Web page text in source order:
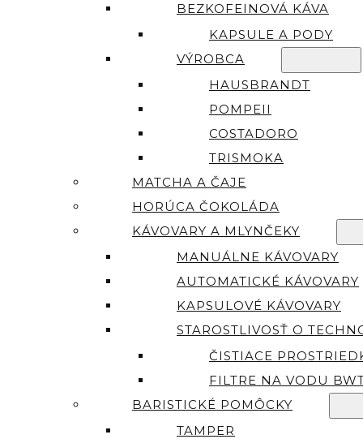
BEZKOFEINOVÁ KÁVA
KAPSULE A PODY
VÝROBCA
HAUSBRANDT
POMPEII
COSTADORO
TRISMOKA
MATCHA A ČAJE
HORÚCA ČOKOLÁDA
KÁVOVARY A MLYNČEKY
MANUÁLNE KÁVOVARY
AUTOMATICKÉ KÁVOVARY
KAPSULOVÉ KÁVOVARY
STAROSTLIVOSŤ O
ČISTIACE
FILTRE NA VODU
BARISTICKÉ POMÔCKY
TAMPER